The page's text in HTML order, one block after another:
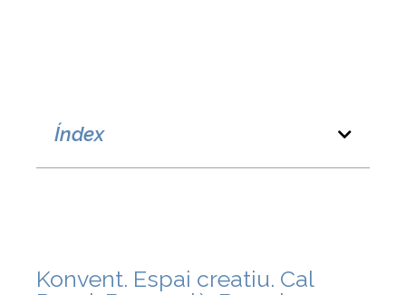
Índex
Konvent. Espai creatiu. Cal